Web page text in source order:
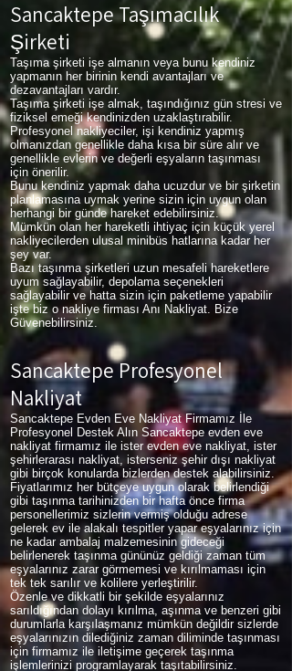
Sancaktepe Taşımacılık
Şirketi
Taşıma şirketi işe almanın veya bunu kendiniz
yapmanın her birinin kendi avantajları ve
dezavantajları vardır.
Taşıma şirketi işe almak, taşındığınız gün stresi ve
fiziksel emeği kendinizden uzaklaştırabilir.
Profesyonel nakliyeciler, işi kendiniz yapmış
olmanızdan genellikle daha kısa bir süre alır ve
genellikle evlerin ve değerli eşyaların taşınması
için önerilir.
Bunu kendiniz yapmak daha ucuzdur ve bir şirketin
planlamasına uymak yerine sizin için uygun olan
herhangi bir günde hareket edebilirsiniz.
Mümkün olan her hareketli ihtiyaç için küçük yerel
nakliyecilerden ulusal minibüs hatlarına kadar her
şey var.
Bazı taşınma şirketleri uzun mesafeli hareketlere
uyum sağlayabilir, depolama seçenekleri
sağlayabilir ve hatta sizin için paketleme yapabilir
işte biz o nakliye firması Anı Nakliyat. Bize
Güvenebilirsiniz.
Sancaktepe Profesyonel
Nakliyat
Sancaktepe Evden Eve Nakliyat Firmamız İle
Profesyonel Destek Alın Sancaktepe evden eve
nakliyat firmamız ile ister evden eve nakliyat, ister
şehirlerarası nakliyat, isterseniz şehir dışı nakliyat
gibi birçok konularda bizlerden destek alabilirsiniz.
Fiyatlarımız her bütçeye uygun olarak belirlendiği
gibi taşınma tarihinizden bir hafta önce firma
personellerimiz sizlerin vermiş olduğu adrese
gelerek ev ile alakalı tespitler yapar eşyalarınız için
ne kadar ambalaj malzemesinin gideceği
belirlenerek taşınma gününüz geldiği zaman tüm
eşyalarınız zarar görmemesi ve kırılmaması için
tek tek sarılır ve kolilere yerleştirilir.
Özenle ve dikkatli bir şekilde eşyalarınız
sarıldığından dolayı kırılma, aşınma ve benzeri gibi
durumlarla karşılaşmanız mümkün değildir sizlerde
eşyalarınızın dilediğiniz zaman diliminde taşınması
için firmamız ile iletişime geçerek taşınma
işlemlerinizi programlayarak taşıtabilirsiniz.